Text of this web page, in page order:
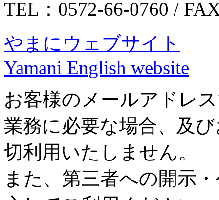
TEL：0572-66-0760 /
やまにウェブサイト
Yamani English website
お客様のメールアドレ
業務に必要な場合、及
切利用いたしません。
また、第三者への開示